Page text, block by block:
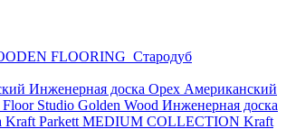
FLOORING Стародуб
Инженерная доска Орех Американский
Studio Golden Wood Инженерная доска
Kraft Parkett MEDIUM COLLECTION Kraft